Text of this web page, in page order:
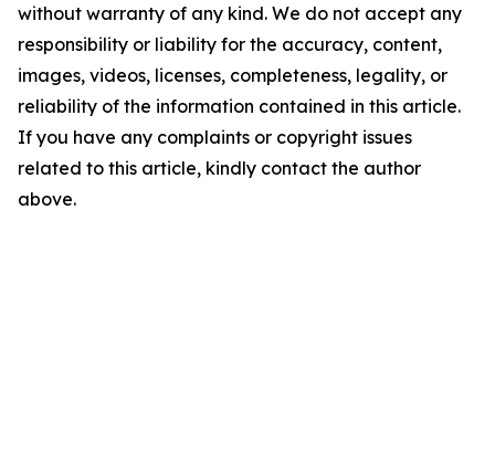
without warranty of any kind. We do not accept any
responsibility or liability for the accuracy, content,
images, videos, licenses, completeness, legality, or
reliability of the information contained in this article.
If you have any complaints or copyright issues
related to this article, kindly contact the author
above.